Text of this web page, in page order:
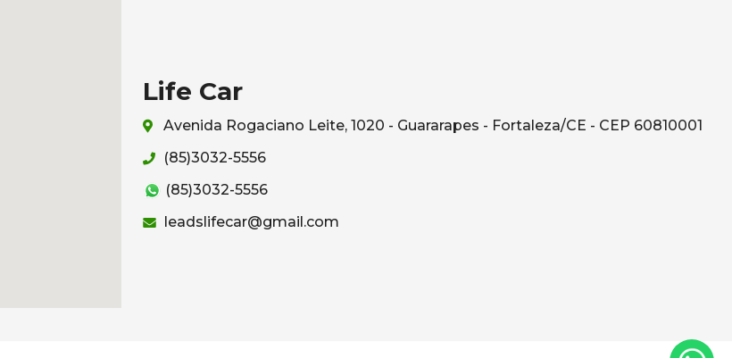
Life Car
Avenida Rogaciano Leite, 1020 - Guararapes - Fortaleza/CE - CEP 60810001
(85)3032-5556
(85)3032-5556
leadslifecar@gmail.com